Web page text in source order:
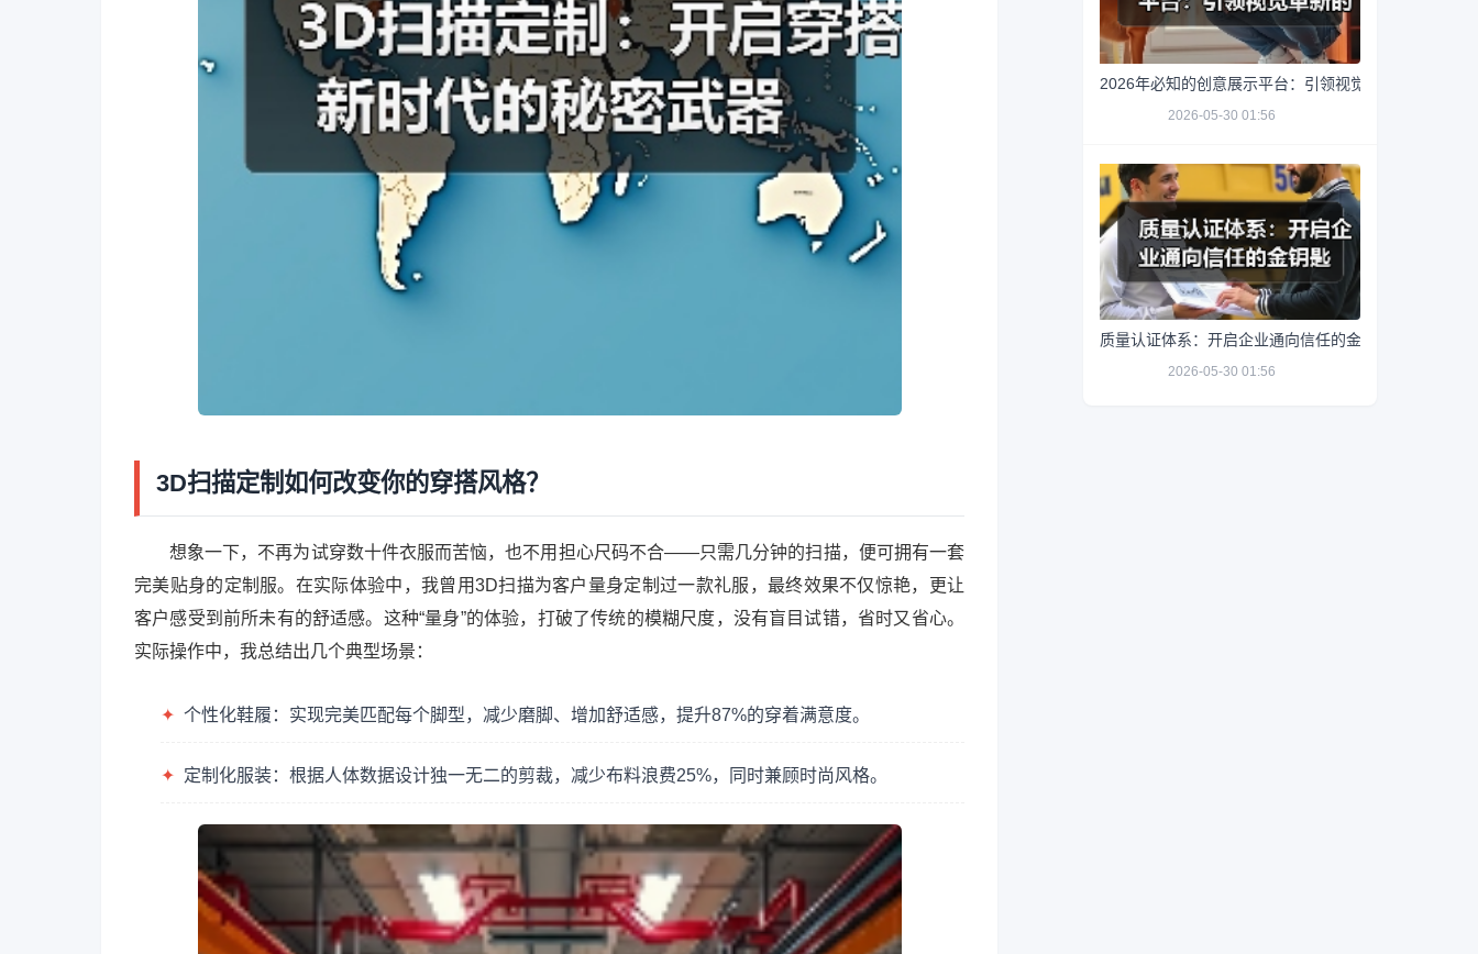
3D扫描定制如何改变你的穿搭风格？
想象一下，不再为试穿数十件衣服而苦恼，也不用担心尺码不合——只需几分钟的扫描，便可拥有一套
完美贴身的定制服。在实际体验中，我曾用3D扫描为客户量身定制过一款礼服，最终效果不仅惊艳，更让
客户感受到前所未有的舒适感。这种“量身”的体验，打破了传统的模糊尺度，没有盲目试错，省时又省心。
实际操作中，我总结出几个典型场景：
✦ 个性化鞋履：实现完美匹配每个脚型，减少磨脚、增加舒适感，提升87%的穿着满意度。
✦ 定制化服装：根据人体数据设计独一无二的剪裁，减少布料浪费25%，同时兼顾时尚风格。
2026年必知的创意展示平台：引领视觉革新的秘密武器
2026-05-30 01:56
质量认证体系：开启企业通向信任的金钥匙
2026-05-30 01:56